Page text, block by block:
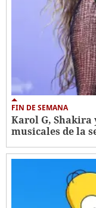
FIN DE SEMANA
Karol G, Shakira
musicales de la